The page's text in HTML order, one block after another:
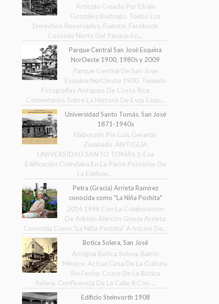
Artículo Creado Por Efraín
González Buitrago. Todos Los
Derechos Reservados. Fuente: Facebook
Costado Norte Del Parque En...
Parque Central San José Esquina
NorOeste 1900, 1980s y 2009
Parque Central De San Jose
Esquina NorOeste 1900. Tomado
Fotografías Antiguas De Costa Rica
Comentarios Sobre La Historia De Esta Esqu...
Universidad Santo Tomás. San José
1871-1940s
Elaborado Por Luis Gerardo
Zumbado ANTIGUA
UNIVERSIDAD SANTO TOMÁS 1-Esa
Edificación Colindaba En La Parte Posterior De
La Edificac...
Petra (Gracia) Arrieta Ramírez
conocida como "La Niña Pochita"
2014 1948 Con La Colaboración
De Adricin Alarcón Gracia Arrieta
Conocida Como "La Niña Pochita" A Inicios De...
Botica Solera, San José
Antigua Botica Solera, Barrio
México, Actual Casa De La Cultura.
Sin Fecha. Cruce De La Botica
Solera. Confluencia De La Calle 8 Con ...
Edificio Steinvorth 1908